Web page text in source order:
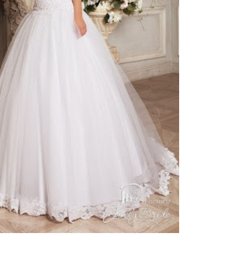
платья
По стилю
Бальное